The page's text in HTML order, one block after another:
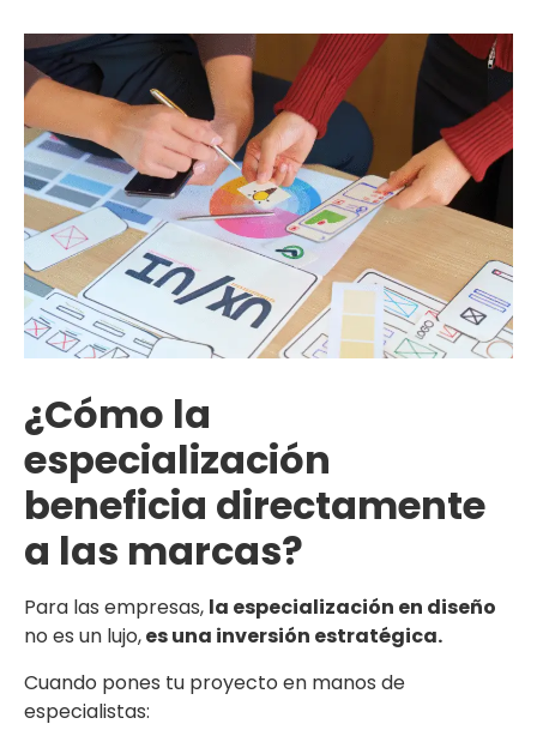
¿Cómo la
especialización
beneficia directamente
a las marcas?
Para las empresas, la especialización en diseño
no es un lujo,es una inversión estratégica.
Cuando pones tu proyecto en manos de
especialistas: